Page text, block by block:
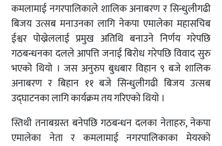
कमलामाई नगरपालिकाले शालिक अनाबरण र सिन्धुलीगढी
बिजय उत्सब मनाउनका लागि नेकपा एमालेका महासचिब
ईश्वर पोख्रेललाई प्रमुख अतिथि बनाउने निर्णय गरेपछि
गठबन्धनका दलले आपत्ति जनाई बिरोध गरेपछि विवाद सुरु
भएको थियो । जस अनुरुप बुधबार विहान ९ बजे शालिक
अनाबरण र बिहान ११ बजे सिन्धुलीगढी बिजय उत्सब
उद्घाटनका लागि कार्यक्रम तय गरिएको थियो ।
स्तिथी तनाबग्रस्त बनेपछि गठबन्धन दलका नेताहरु, नेकपा
एमालेका नेता र कमलामाई नगरपालिकाका मेयरको